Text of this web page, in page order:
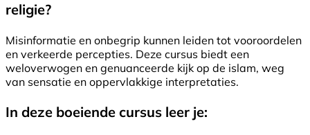
religie?
Misinformatie en onbegrip kunnen leiden tot vooroordelen
en verkeerde percepties. Deze cursus biedt een
weloverwogen en genuanceerde kijk op de islam, weg
van sensatie en oppervlakkige interpretaties.
In deze boeiende cursus leer je: